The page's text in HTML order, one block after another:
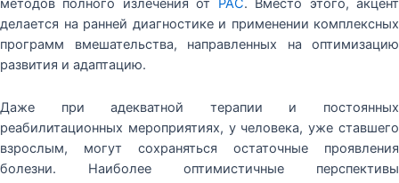
делается на ранней диагностике и применении комплексных
программ вмешательства, направленных на оптимизацию
развития и адаптацию.
Даже при адекватной терапии и постоянных
реабилитационных мероприятиях, у человека, уже ставшего
взрослым, могут сохраняться остаточные проявления
болезни. Наиболее оптимистичные перспективы